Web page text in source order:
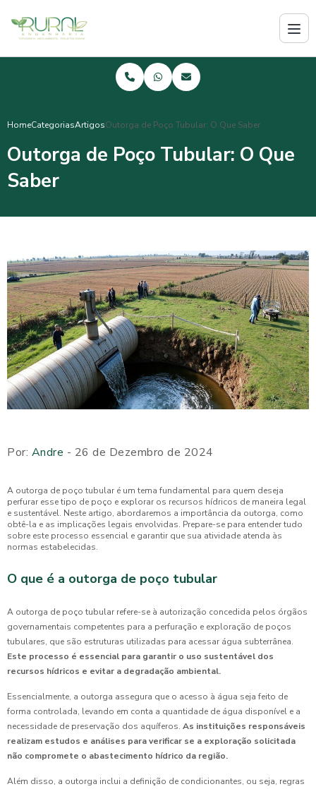
HomeCategoriasArtigosOutorga de Poço Tubular: O Que Saber
Outorga de Poço Tubular: O Que
Saber
Por: Andre - 26 de Dezembro de 2024
A outorga de poço tubular é um tema fundamental para quem deseja
perfurar esse tipo de poço e explorar os recursos hídricos de maneira legal
e sustentável. Neste artigo, abordaremos a importância da outorga, como
obtê-la e as implicações legais envolvidas. Prepare-se para entender tudo
sobre este processo essencial e garantir que sua atividade atenda às
normas estabelecidas.
O que é a outorga de poço tubular
A outorga de poço tubular refere-se à autorização concedida pelos órgãos
governamentais competentes para a perfuração e exploração de poços
tubulares, que são estruturas utilizadas para acessar água subterrânea.
Este processo é essencial para garantir o uso sustentável dos
recursos hídricos e evitar a degradação ambiental.
Essencialmente, a outorga assegura que o acesso à água seja feito de
forma controlada, levando em conta a quantidade de água disponível e a
necessidade de preservação dos aquíferos. As instituições responsáveis
realizam estudos e análises para verificar se a exploração solicitada
não compromete o abastecimento hídrico da região.
Além disso, a outorga inclui a definição de condicionantes, ou seja, regras